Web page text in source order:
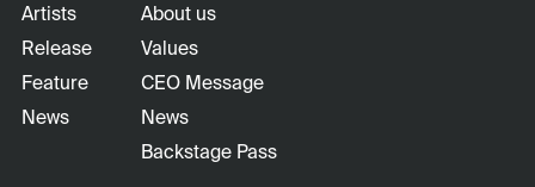
Artists
Release
Feature
News
About us
Values
CEO Message
News
Backstage Pass